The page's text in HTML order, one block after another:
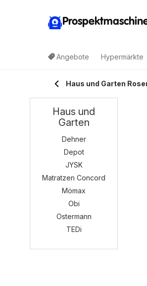
Angebote Hypermärkte
Haus und Garten
Haus und
Garten
Dehner
Depot
JYSK
Matratzen Concord
Mömax
Obi
Ostermann
TEDi